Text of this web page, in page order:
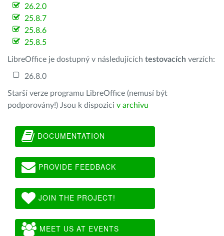
26.2.0
25.8.7
25.8.6
25.8.5
LibreOffice je dostupný v následujících testovacích verzích:
26.8.0
Starší verze programu LibreOffice (nemusí být
podporovány!) Jsou k dispozici v archivu
DOCUMENTATION
PROVIDE FEEDBACK
JOIN THE PROJECT!
MEET US AT EVENTS